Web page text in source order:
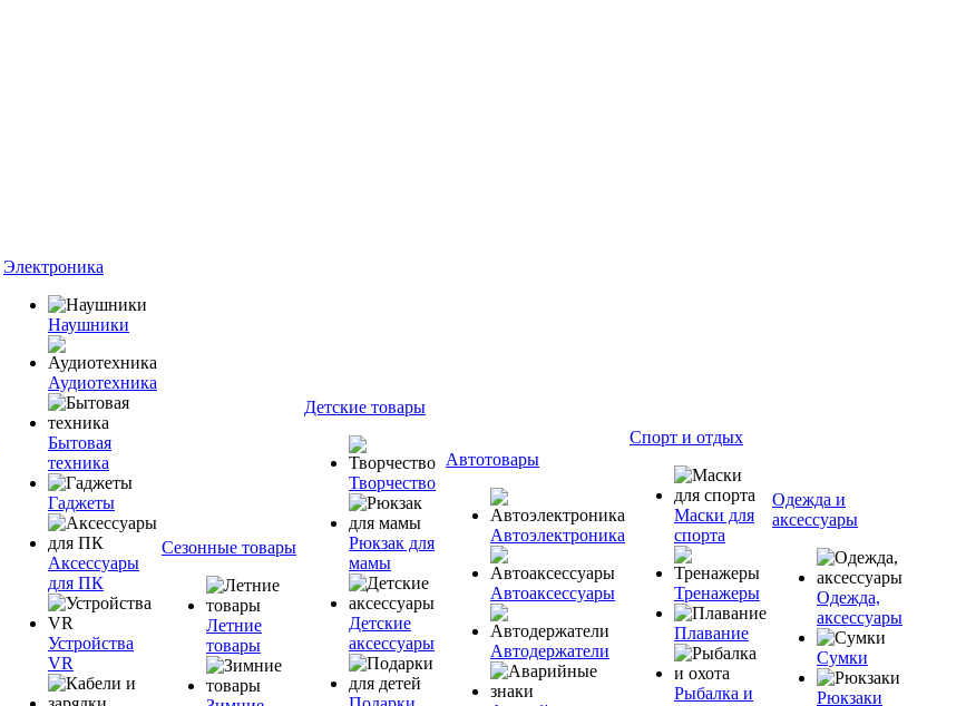
Электроника
Наушники
Аудиотехника
Бытовая
техника
Гаджеты
Аксессуары
для ПК
Устройства
VR
Сезонные товары
Летние
товары
Детские товары
Творчество
Рюкзак для
мамы
Детские
аксессуары
Автотовары
Автоэлектроника
Автоаксессуары
Автодержатели
Спорт и отдых
Маски для
спорта
Тренажеры
Плавание
Рыбалка и
Одежда и
аксессуары
Одежда,
аксессуары
Сумки
Рюкзаки